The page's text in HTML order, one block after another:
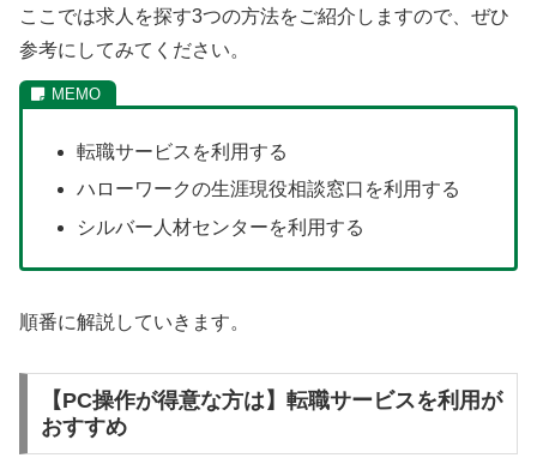
ここでは求人を探す3つの方法をご紹介しますので、ぜひ
参考にしてみてください。
転職サービスを利用する
ハローワークの生涯現役相談窓口を利用する
シルバー人材センターを利用する
順番に解説していきます。
【PC操作が得意な方は】転職サービスを利用が
おすすめ